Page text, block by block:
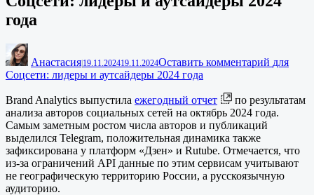
года
Анастасия|19.11.202419.11.2024Оставить комментарий для
Соцсети: лидеры и аутсайдеры 2024 года
Brand Analytics выпустила ежегодный отчет
по результатам
анализа авторов социальных сетей на октябрь 2024 года.
Самым заметным ростом числа авторов и публикаций
выделился Telegram, положительная динамика также
зафиксирована у платформ «Дзен» и Rutube. Отмечается, что
из-за ограничений API данные по этим сервисам учитывают
не географическую территорию России, а русскоязычную
аудиторию.